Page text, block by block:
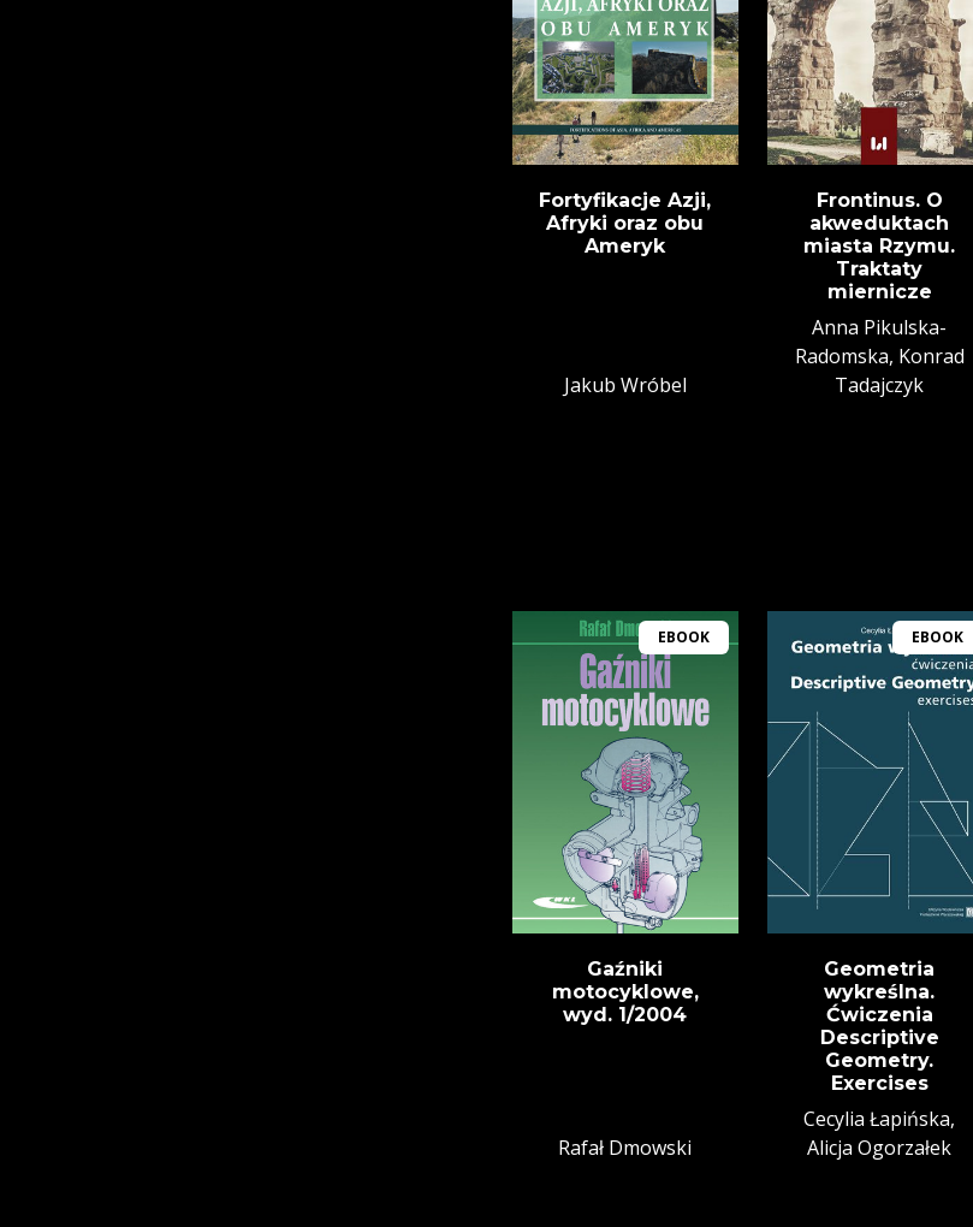
Fortyfikacje Azji,
Afryki oraz obu
Ameryk
Jakub Wróbel
Frontinus. O
akweduktach
miasta Rzymu.
Traktaty
miernicze
Anna Pikulska-
Radomska, Konrad
Tadajczyk
EBOOK
Gaźniki
motocyklowe,
wyd. 1/2004
Rafał Dmowski
EBOOK
Geometria
wykreślna.
Ćwiczenia
Descriptive
Geometry.
Exercises
Cecylia Łapińska,
Alicja Ogorzałek